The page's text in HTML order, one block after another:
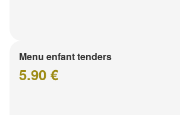
Menu enfant tenders
5.90 €